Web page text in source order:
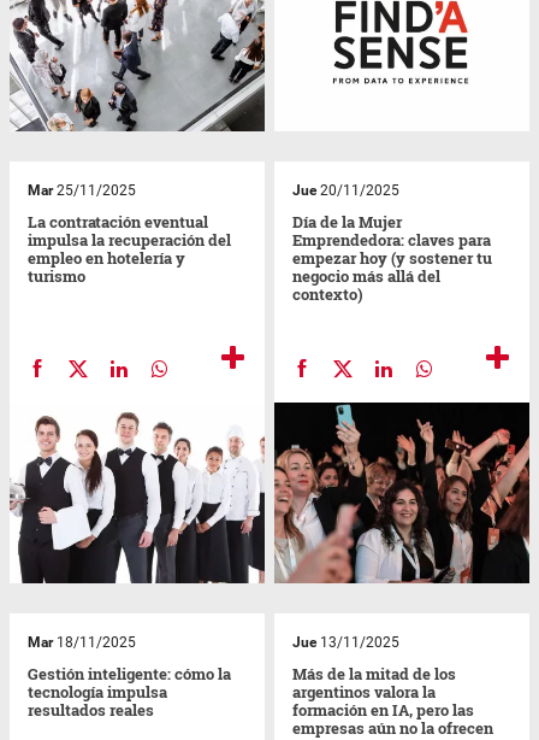
Mar25/11/2025
La contratación eventual
impulsa la recuperación del
empleo en hotelería y
turismo
Jue20/11/2025
Día de la Mujer
Emprendedora: claves para
empezar hoy (y sostener tu
negocio más allá del
contexto)
Mar18/11/2025
Gestión inteligente: cómo la
tecnología impulsa
resultados reales
Jue13/11/2025
Más de la mitad de los
argentinos valora la
formación en IA, pero las
empresas aún no la ofrecen